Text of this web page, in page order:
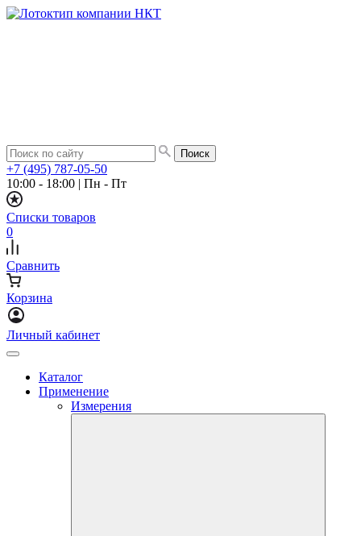
+7 (495) 787-05-50
10:00 - 18:00 | Пн - Пт
Списки товаров
0
Сравнить
Корзина
Личный кабинет
Каталог
Применение
Измерения